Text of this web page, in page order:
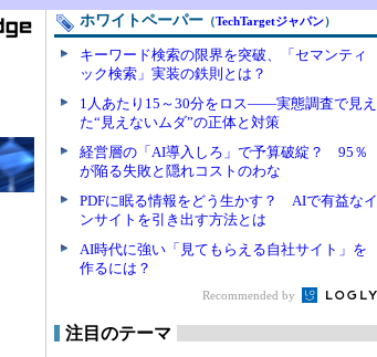
ホワイトペーパー （TechTargetジャパン）
キーワード検索の限界を突破、「セマンティ
ック検索」実装の鉄則とは？
1人あたり15～30分をロス――実態調査で見え
た“見えないムダ”の正体と対策
経営層の「AI導入しろ」で予算破綻？ 95％
が陥る失敗と隠れコストのわな
PDFに眠る情報をどう生かす？ AIで有益なイ
ンサイトを引き出す方法とは
AI時代に強い「見てもらえる自社サイト」を
作るには？
Recommended by
注目のテーマ